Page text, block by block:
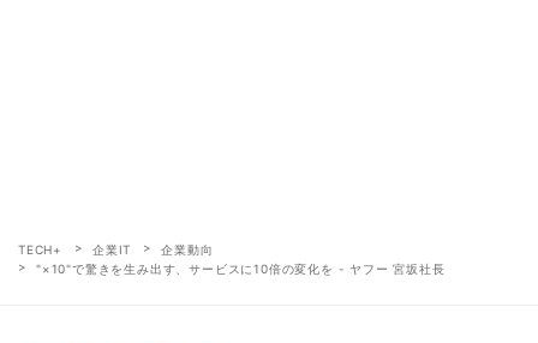
TECH+ 企業IT
企業動向
"×10"で驚きを生み出す、サービスに10倍の変化を - ヤフー 宮坂社長